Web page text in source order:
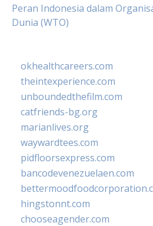
Peran Indonesia dalam
Dunia (WTO)
okhealthcareers.com
theintexperience.com
unboundedthefilm.com
catfriends-bg.org
marianlives.org
waywardtees.com
pidfloorsexpress.com
bancodevenezuelaen.com
hingstonnt.com
chooseagender.com